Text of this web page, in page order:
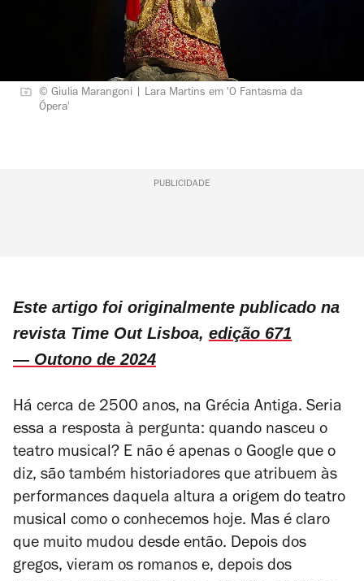
© Giulia Marangoni | Lara Martins em 'O Fantasma da
Ópera'
PUBLICIDADE
Este artigo foi originalmente publicado na
revista Time Out Lisboa, edição 671
— Outono de 2024
Há cerca de 2500 anos, na Grécia Antiga. Seria
essa a resposta à pergunta: quando nasceu o
teatro musical? E não é apenas o Google que o
diz, são também historiadores que atribuem às
performances daquela altura a origem do teatro
musical como o conhecemos hoje. Mas é claro
que muito mudou desde então. Depois dos
gregos, vieram os romanos e, depois dos